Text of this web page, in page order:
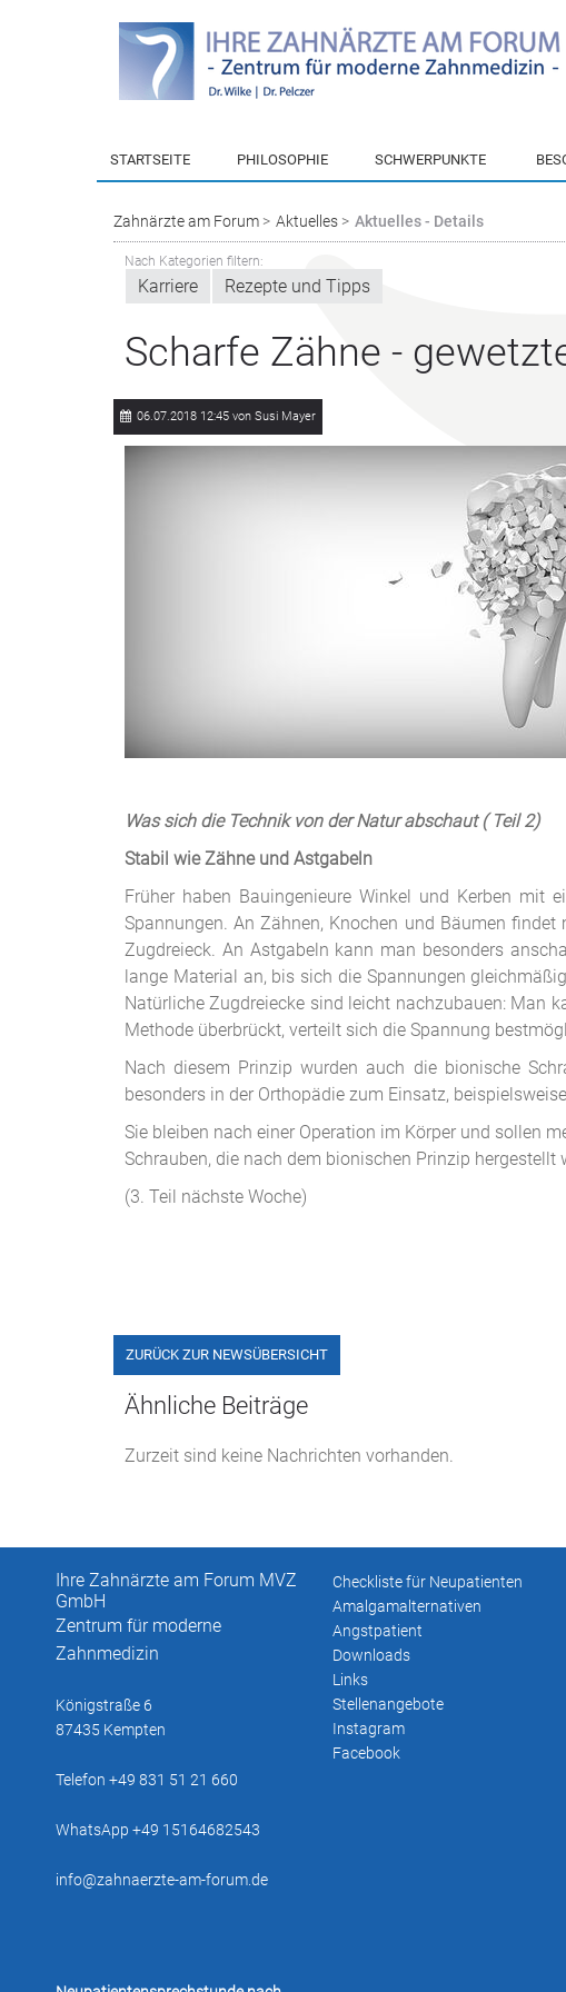
STARTSEITE PHILOSOPHIE SCHWERPUNKTE
Zahnärzte am Forum Aktuelles Aktuelles - Details
Nach Kategorien filtern:
Karriere Rezepte und Tipps
Scharfe Zähne -
06.07.2018 12:45 von Susi Mayer
Was sich die Technik von der Natur abschaut ( Teil 2)
Stabil wie Zähne und Astgabeln
Früher haben Bauingenieure Winkel und Kerben mit
Spannungen. An Zähnen, Knochen und Bäumen
Zugdreieck. An Astgabeln kann man besonders
lange Material an, bis sich die Spannungen
Natürliche Zugdreiecke sind leicht nachzubauen: Man
Methode überbrückt, verteilt sich die Spannung
Nach diesem Prinzip wurden auch die bionische
besonders in der Orthopädie zum Einsatz,
Sie bleiben nach einer Operation im Körper und sollen
Schrauben, die nach dem bionischen Prinzip hergestellt
(3. Teil nächste Woche)
ZURÜCK ZUR NEWSÜBERSICHT
Ähnliche Beiträge
Zurzeit sind keine Nachrichten vorhanden.
Ihre Zahnärzte am Forum MVZ
GmbH
Zentrum für moderne
Zahnmedizin
Königstraße 6
87435 Kempten
Telefon +49 831 51 21 660
WhatsApp +49 15164682543
info@zahnaerzte-am-forum.de
Checkliste für Neupatienten
Amalgamalternativen
Angstpatient
Downloads
Links
Stellenangebote
Instagram
Facebook